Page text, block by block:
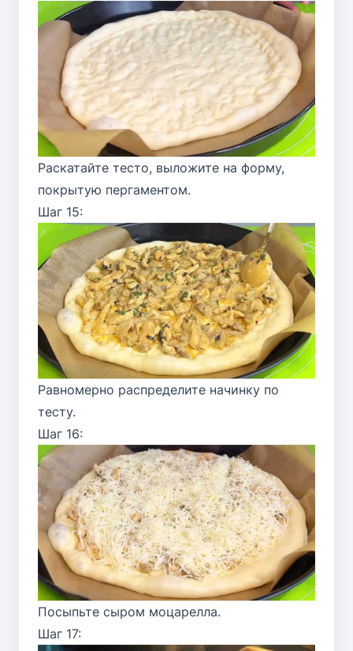
Раскатайте тесто, выложите на форму,
покрытую пергаментом.
Шаг 15:
Равномерно распределите начинку по
тесту.
Шаг 16:
Посыпьте сыром моцарелла.
Шаг 17: